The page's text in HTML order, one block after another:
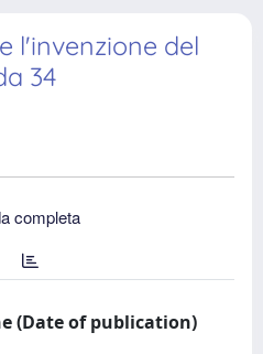
l'invenzione del
34
completa
(Date of publication)